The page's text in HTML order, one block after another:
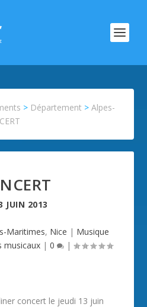
> Département >Alpes-
JUIN 2013
Maritimes, Nice | Musique
musicaux| 0 |
concert le jeudi 13 juin